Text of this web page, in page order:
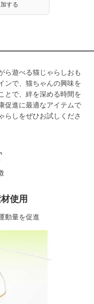
する
ら遊べる猫じゃらしおも
ンで、猫ちゃんの興味を
とで、絆を深める時間を
促進に最適なアイテムで
らしをぜひお試しくださ
使用
動量を促進